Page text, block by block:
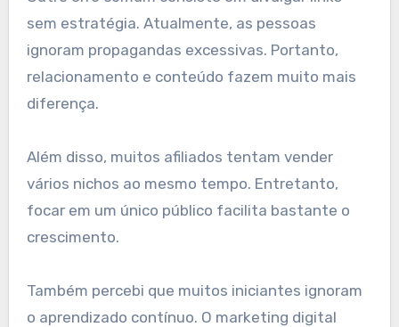
sem estratégia. Atualmente, as pessoas
ignoram propagandas excessivas. Portanto,
relacionamento e conteúdo fazem muito mais
diferença.
Além disso, muitos afiliados tentam vender
vários nichos ao mesmo tempo. Entretanto,
focar em um único público facilita bastante o
crescimento.
Também percebi que muitos iniciantes ignoram
o aprendizado contínuo. O marketing digital